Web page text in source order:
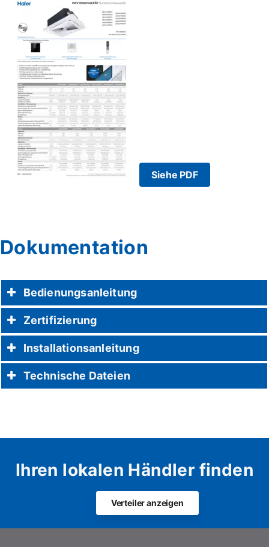
Siehe PDF
Dokumentation
Bedienungsanleitung
Zertifizierung
Installationsanleitung
Technische Dateien
Ihren lokalen Händler finden
Verteiler anzeigen